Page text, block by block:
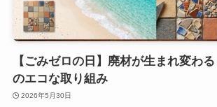
【ごみゼロの日】廃材が生まれ変わ
のエコな取り組み
2026年5月30日